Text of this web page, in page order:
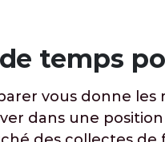
temps
vous donne les
dans une